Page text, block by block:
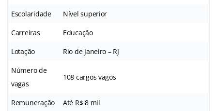
Escolaridade Nível superior
Carreiras Educação
Lotação Rio de Janeiro – RJ
Número de
vagas
108 cargos vagos
Remuneração Até R$ 8 mil